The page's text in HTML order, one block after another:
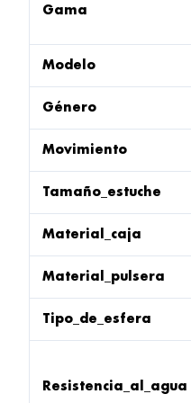
Gama
Modelo
Género
Movimiento
Tamaño_estuche
Material_caja
Material_pulsera
Tipo_de_esfera
Resistencia_al_agua